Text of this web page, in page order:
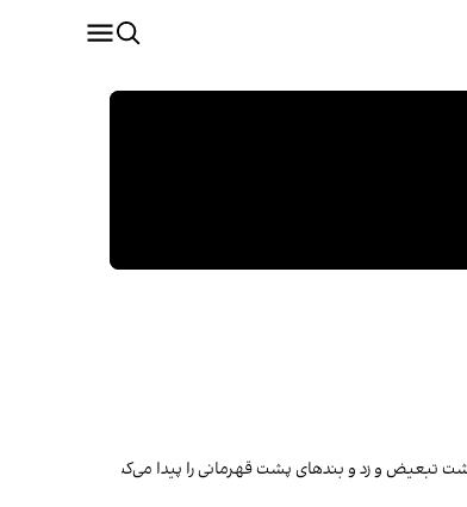
و زد و بند‌های پشت قهرمانی‌ را پیدا می‌کنیم؛ برای ما ورزش